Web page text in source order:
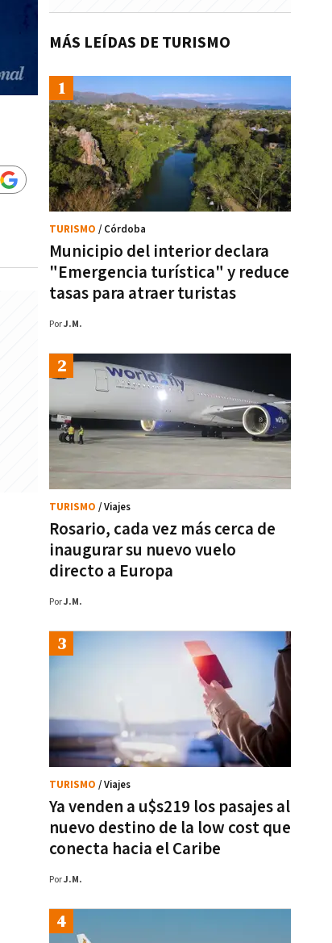
MÁS LEÍDAS DE TURISMO
Municipio del interior declara
"Emergencia turística" y reduce
tasas para atraer turistas
TURISMO / Córdoba
PorJ.M.
Rosario, cada vez más cerca de
inaugurar su nuevo vuelo
directo a Europa
TURISMO / Viajes
PorJ.M.
Ya venden a u$s219 los pasajes al
nuevo destino de la low cost que
conecta hacia el Caribe
TURISMO / Viajes
PorJ.M.